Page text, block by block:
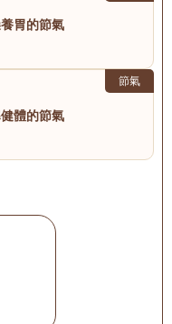
胃的節氣
節氣
體的節氣